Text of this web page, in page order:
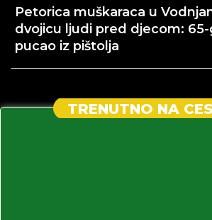
Petorica muškaraca u
dvojicu ljudi pred djecom:
pucao iz pištolja
TRENUTNO NA